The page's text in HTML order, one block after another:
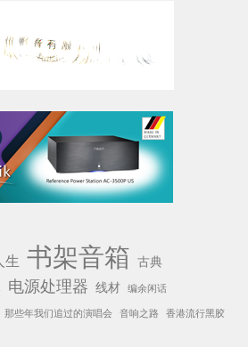
生 书架音箱 古典
电源处理器 线材 编余闲话
那些年我们追过的演唱会 音响之路 香港流行黑胶